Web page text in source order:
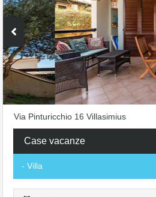
Via Pinturicchio 16 Villasimius
Case vacanze
- Villa